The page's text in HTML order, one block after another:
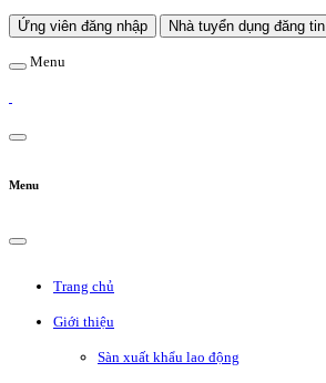
Ứng viên đăng nhập Nhà tuyển dụng đăng tin
Menu
Menu
Trang chủ
Giới thiệu
Sàn xuất khẩu lao động